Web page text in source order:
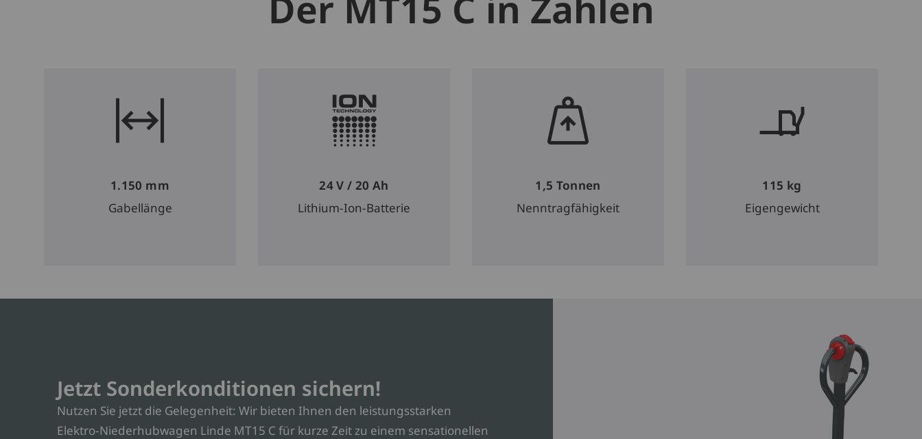
1.150 mm
Gabellänge
24 V / 20 Ah
Lithium-Ion-Batterie
1,5 Tonnen
Nenntragfähigkeit
115 kg
Eigengewicht
Jetzt Sonderkonditionen sichern!
Nutzen Sie jetzt die Gelegenheit: Wir bieten Ihnen den leistungsstarken
Elektro-Niederhubwagen Linde MT15 C für kurze Zeit zu einem sensationellen